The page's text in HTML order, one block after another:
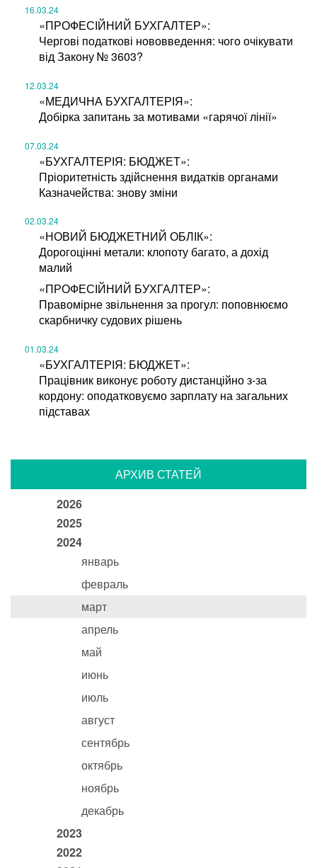
16.03.24
«ПРОФЕСІЙНИЙ БУХГАЛТЕР»:
Чергові податкові нововведення: чого очікувати
від Закону № 3603?
12.03.24
«МЕДИЧНА БУХГАЛТЕРІЯ»:
Добірка запитань за мотивами «гарячої лінії»
07.03.24
«БУХГАЛТЕРІЯ: БЮДЖЕТ»:
Пріоритетність здійснення видатків органами
Казначейства: знову зміни
02.03.24
«НОВИЙ БЮДЖЕТНИЙ ОБЛІК»:
Дорогоцінні метали: клопоту багато, а дохід
малий
«ПРОФЕСІЙНИЙ БУХГАЛТЕР»:
Правомірне звільнення за прогул: поповнюємо
скарбничку судових рішень
01.03.24
«БУХГАЛТЕРІЯ: БЮДЖЕТ»:
Працівник виконує роботу дистанційно з-за
кордону: оподатковуємо зарплату на загальних
підставах
АРХИВ СТАТЕЙ
2026
2025
2024
январь
февраль
март
апрель
май
июнь
июль
август
сентябрь
октябрь
ноябрь
декабрь
2023
2022